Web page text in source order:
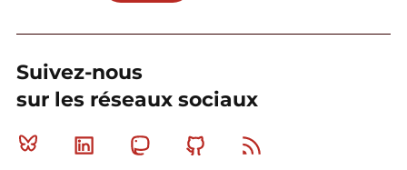
Suivez-nous
sur les réseaux sociaux
Bluesky Linkedin MastodonGithub